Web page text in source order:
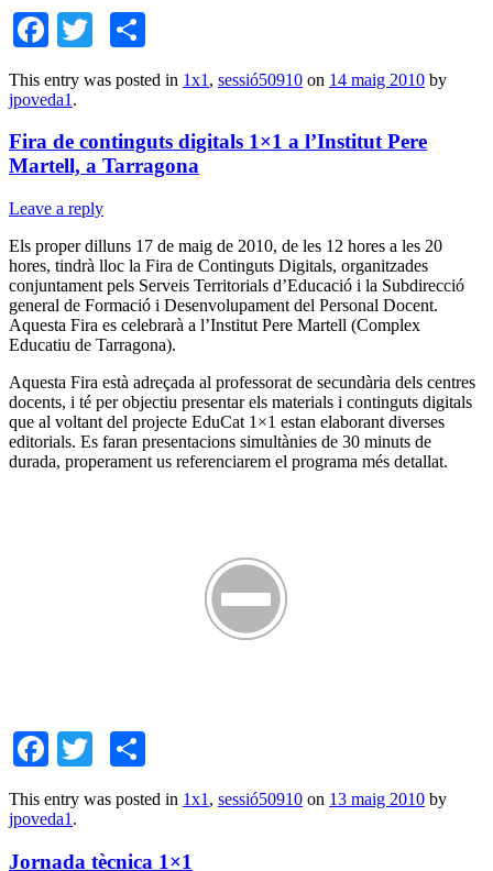
Facebook
Twitter
This entry was posted in 1x1 , sessió50910 on 14 maig 2010 by
jpoveda1 .
Fira de continguts digitals 1×1 a l’Institut Pere
Martell, a Tarragona
Leave a reply
Els proper dilluns 17 de maig de 2010, de les 12 hores a les 20
hores, tindrà lloc la Fira de Continguts Digitals, organitzades
conjuntament pels Serveis Territorials d’Educació i la Subdirecció
general de Formació i Desenvolupament del Personal Docent.
Aquesta Fira es celebrarà a l’Institut Pere Martell (Complex
Educatiu de Tarragona).
Aquesta Fira està adreçada al professorat de secundària dels centres
docents, i té per objectiu presentar els materials i continguts digitals
que al voltant del projecte EduCat 1×1 estan elaborant diverses
editorials. Es faran presentacions simultànies de 30 minuts de
durada, properament us referenciarem el programa més detallat.
Facebook
Twitter
This entry was posted in 1x1 , sessió50910 on 13 maig 2010 by
jpoveda1 .
Jornada tècnica 1×1